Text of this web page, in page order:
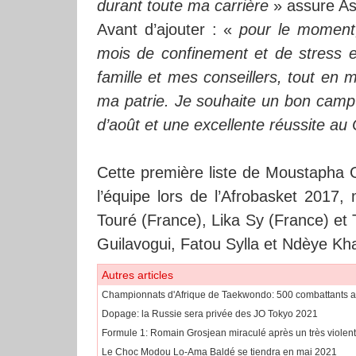
durant toute ma carrière » assure
Avant d’ajouter : « pour le
mois de confinement et de stress
famille et mes conseillers, tout en
ma patrie. Je souhaite un bon
d’août et une excellente réussite
Cette première liste de Moustapha
l’équipe lors de l’Afrobasket
Touré (France), Lika Sy (France) et
Guilavogui, Fatou Sylla et Ndèye
Autres articles
Championnats d'Afrique de Taekwondo: 500 combattants
Dopage: la Russie sera privée des JO Tokyo 2021
Formule 1: Romain Grosjean miraculé après un très
Le Choc Modou Lo-Ama Baldé se tiendra en mai 2021